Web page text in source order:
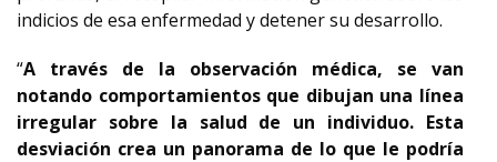
indicios de esa enfermedad y detener su desarrollo.
“A través de la observación médica, se van
notando comportamientos que dibujan una línea
irregular sobre la salud de un individuo. Esta
desviación crea un panorama de lo que le podría